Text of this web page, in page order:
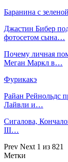
Баранина с
Джастин Бибер
фотосетом сына…
Почему личная
Меган Маркл в…
Фурикакэ
Райан Рейнольдс
Лайвли и…
Сигалова,
III…
Prev Next 1 из 821
Метки